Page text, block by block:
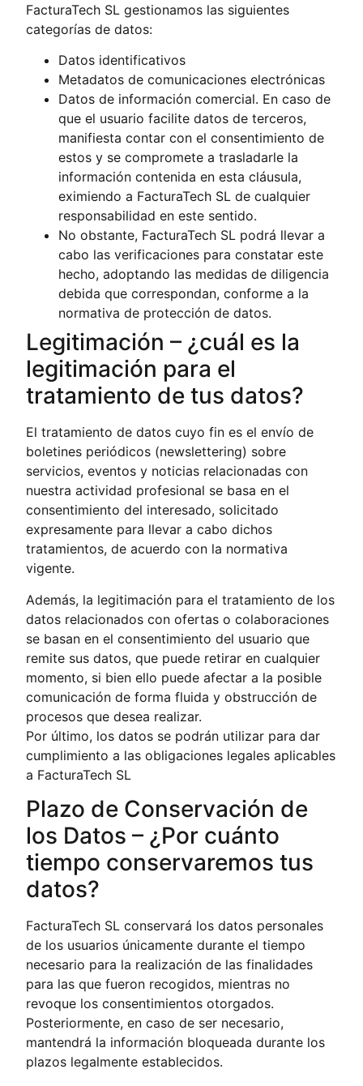
FacturaTech SL gestionamos las siguientes
categorías de datos:
Datos identificativos
Metadatos de comunicaciones electrónicas
Datos de información comercial. En caso de
que el usuario facilite datos de terceros,
manifiesta contar con el consentimiento de
estos y se compromete a trasladarle la
información contenida en esta cláusula,
eximiendo a FacturaTech SL de cualquier
responsabilidad en este sentido.
No obstante, FacturaTech SL podrá llevar a
cabo las verificaciones para constatar este
hecho, adoptando las medidas de diligencia
debida que correspondan, conforme a la
normativa de protección de datos.
Legitimación – ¿cuál es la
legitimación para el
tratamiento de tus datos?
El tratamiento de datos cuyo fin es el envío de
boletines periódicos (newslettering) sobre
servicios, eventos y noticias relacionadas con
nuestra actividad profesional se basa en el
consentimiento del interesado, solicitado
expresamente para llevar a cabo dichos
tratamientos, de acuerdo con la normativa
vigente.
Además, la legitimación para el tratamiento de los
datos relacionados con ofertas o colaboraciones
se basan en el consentimiento del usuario que
remite sus datos, que puede retirar en cualquier
momento, si bien ello puede afectar a la posible
comunicación de forma fluida y obstrucción de
procesos que desea realizar.
Por último, los datos se podrán utilizar para dar
cumplimiento a las obligaciones legales aplicables
a FacturaTech SL
Plazo de Conservación de
los Datos – ¿Por cuánto
tiempo conservaremos tus
datos?
FacturaTech SL conservará los datos personales
de los usuarios únicamente durante el tiempo
necesario para la realización de las finalidades
para las que fueron recogidos, mientras no
revoque los consentimientos otorgados.
Posteriormente, en caso de ser necesario,
mantendrá la información bloqueada durante los
plazos legalmente establecidos.